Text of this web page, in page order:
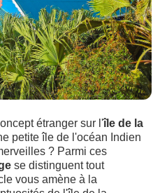
étranger sur l'île de la
petite île de l'océan Indien
? Parmi ces
se distinguent tout
vous amène à la